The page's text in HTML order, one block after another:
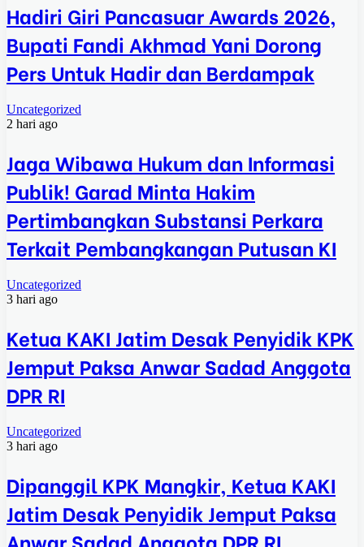
Hadiri Giri Pancasuar Awards 2026,
Bupati Fandi Akhmad Yani Dorong
Pers Untuk Hadir dan Berdampak
Uncategorized
2 hari ago
Jaga Wibawa Hukum dan Informasi
Publik! Garad Minta Hakim
Pertimbangkan Substansi Perkara
Terkait Pembangkangan Putusan KI
Uncategorized
3 hari ago
Ketua KAKI Jatim Desak Penyidik KPK
Jemput Paksa Anwar Sadad Anggota
DPR RI
Uncategorized
3 hari ago
Dipanggil KPK Mangkir, Ketua KAKI
Jatim Desak Penyidik Jemput Paksa
Anwar Sadad Anggota DPR RI